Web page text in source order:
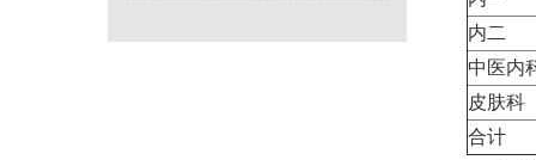
内二
中医内
皮肤科
合计